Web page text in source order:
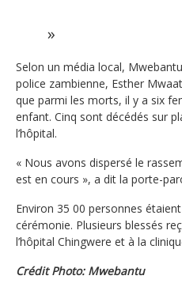
Selon un média local,
police zambienne, Esther
que parmi les morts, il y a six
enfant. Cinq sont décédés sur
l’hôpital.
« Nous avons dispersé le
est en cours », a dit la porte-
Environ 35 00 personnes
cérémonie. Plusieurs blessés
l’hôpital Chingwere et à la
Crédit Photo: Mwebantu